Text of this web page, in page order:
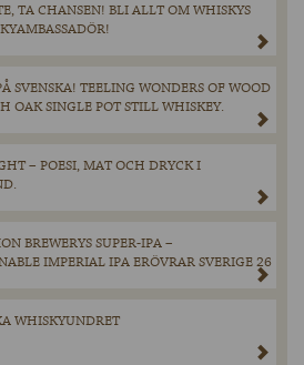
TA CHANSEN! BLI ALLT OM WHISKYS
SVENSKA! TEELING WONDERS OF WOOD
OAK SINGLE POT STILL WHISKEY.
– POESI, MAT OCH DRYCK I
BREWERYS SUPER-IPA –
IMPERIAL IPA ERÖVRAR SVERIGE 26
WHISKYUNDRET